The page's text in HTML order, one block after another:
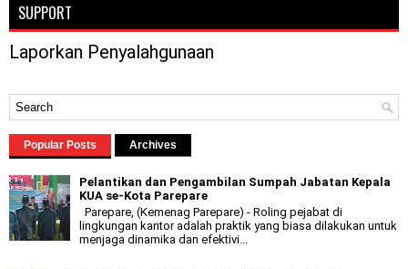
SUPPORT
Laporkan Penyalahgunaan
Popular Posts Archives
Pelantikan dan Pengambilan Sumpah Jabatan Kepala
KUA se-Kota Parepare
Parepare, (Kemenag Parepare) - Roling pejabat di
lingkungan kantor adalah praktik yang biasa dilakukan untuk
menjaga dinamika dan efektivi...